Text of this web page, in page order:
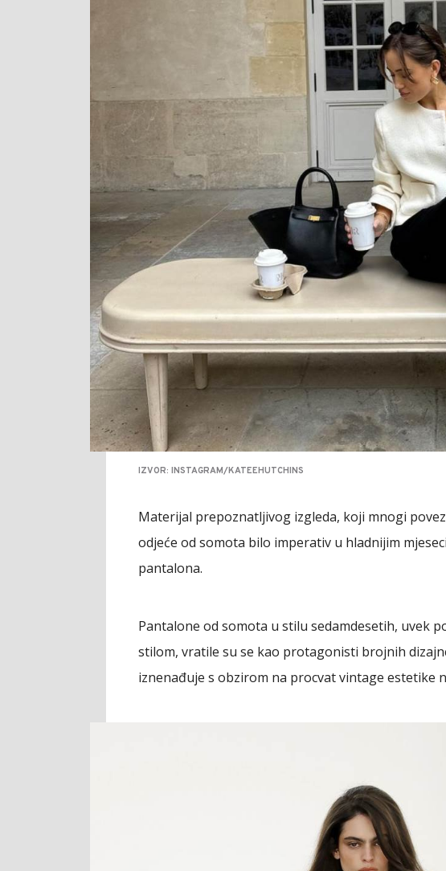
IZVOR: INSTAGRAM/KATEEHUTCHINS
Materijal prepoznatljivog izgleda, koji mnogi
odjeće od somota bilo imperativ u hladnijim
pantalona.
Pantalone od somota u stilu sedamdesetih, uvek
stilom, vratile su se kao protagonisti brojnih
iznenađuje s obzirom na procvat vintage estetike